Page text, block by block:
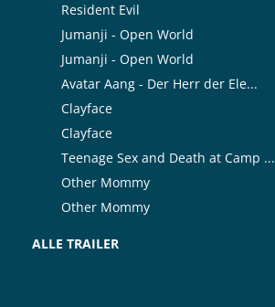
Resident Evil
Jumanji - Open World
Jumanji - Open World
Avatar Aang - Der Herr der Ele...
Clayface
Clayface
Teenage Sex and Death at Camp ...
Other Mommy
Other Mommy
ALLE TRAILER